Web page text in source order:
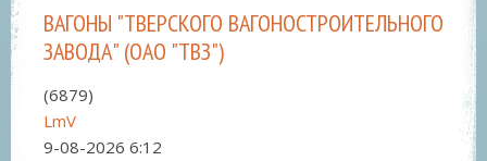
ВАГОНЫ "ТВЕРСКОГО ВАГОНОСТРОИТЕЛЬНОГО
ЗАВОДА" (ОАО "ТВЗ")
(6879)
LmV
9-08-2026 6:12